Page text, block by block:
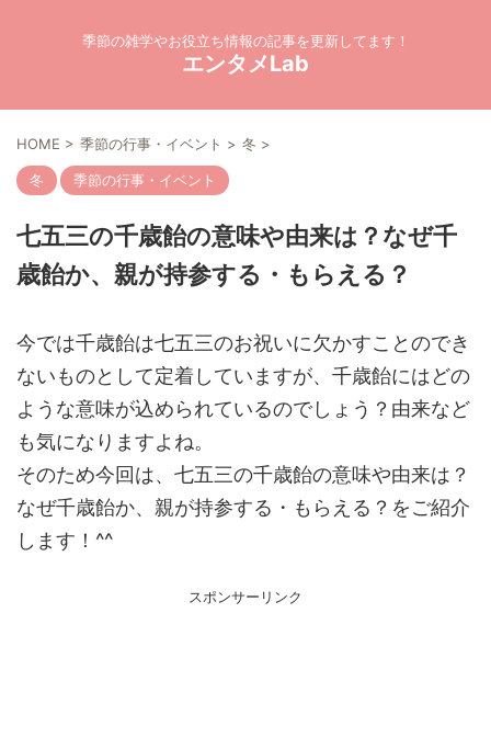
季節の雑学やお役立ち情報の記事を更新してます！
エンタメLab
HOME > 季節の行事・イベント > 冬 >
冬 季節の行事・イベント
七五三の千歳飴の意味や由来は？なぜ千
歳飴か、親が持参する・もらえる？
今では千歳飴は七五三のお祝いに欠かすことのでき
ないものとして定着していますが、千歳飴にはどの
ような意味が込められているのでしょう？由来など
も気になりますよね。
そのため今回は、七五三の千歳飴の意味や由来は？
なぜ千歳飴か、親が持参する・もらえる？をご紹介
します！^^
スポンサーリンク